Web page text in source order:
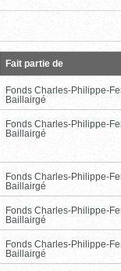
Fait partie de
Fonds Charles-Philippe-
Baillairgé
Fonds Charles-Philippe-
Baillairgé
Fonds Charles-Philippe-
Baillairgé
Fonds Charles-Philippe-
Baillairgé
Fonds Charles-Philippe-
Baillairgé